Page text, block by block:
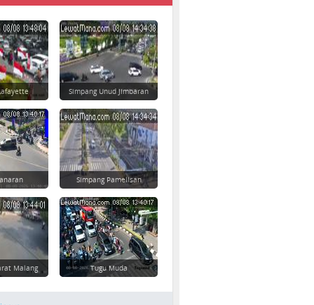
Simpang Unud Jimbaran
Simpang Pamelisan
Malang Tugu Muda